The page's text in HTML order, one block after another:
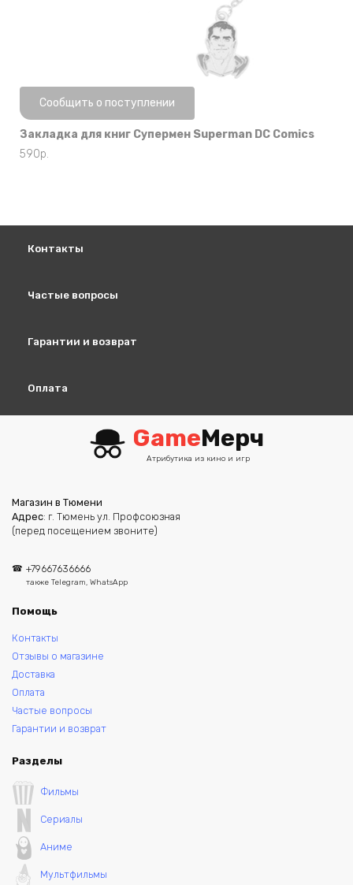
Нет в наличии
Сообщить о поступлении
Закладка для книг Супермен Superman DC Comics
590р.
Контакты
Частые вопросы
Гарантии и возврат
Оплата
GameМерч
Атрибутика из кино и игр
Магазин в Тюмени
Адрес: г. Тюмень ул. Профсоюзная
(перед посещением звоните)
+79667636666
также Telegram, WhatsApp
Помощь
Контакты
Отзывы о магазине
Доставка
Оплата
Частые вопросы
Гарантии и возврат
Разделы
Фильмы
Сериалы
Аниме
Мультфильмы